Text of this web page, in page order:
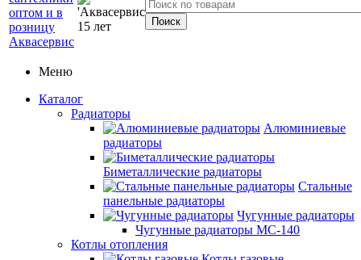
Меню
Каталог
Радиаторы
Алюминиевые
радиаторы
Биметаллические радиаторы
Стальные
панельные радиаторы
Чугунные радиаторы
Чугунные радиаторы МС-140
Котлы отопления